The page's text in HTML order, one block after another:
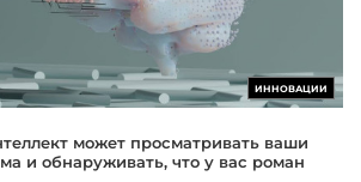
ИННОВАЦИИ
может просматривать ваши
и обнаруживать, что у вас роман